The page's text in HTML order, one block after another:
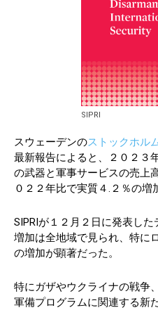
SIPRI
スウェーデンのストックホル
最新報告によると、２０２３
の武器と軍事サービスの売上
０２２年比で実質４.２％の増
SIPRIが１２月２日に発表し
増加は全地域で見られ、特に
の増加が顕著だった。
特にガザやウクライナの戦争
軍備プログラムに関連する新